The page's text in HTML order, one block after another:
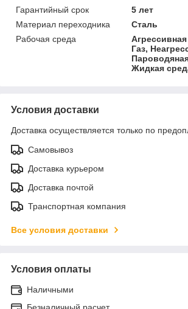
Гарантийный срок
5 лет
Материал переходника
Сталь
Рабочая среда
Газ,
Жидкая
Условия доставки
Доставка осуществляется только по
Самовывоз
Доставка курьером
Доставка почтой
Транспортная компания
Все условия доставки
Условия оплаты
Наличными
Безналичный расчет